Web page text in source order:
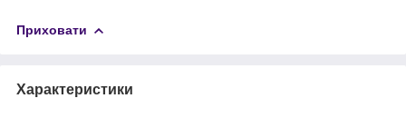
Приховати
Характеристики